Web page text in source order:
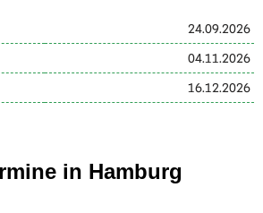
24.09.2026
04.11.2026
16.12.2026
in Hamburg